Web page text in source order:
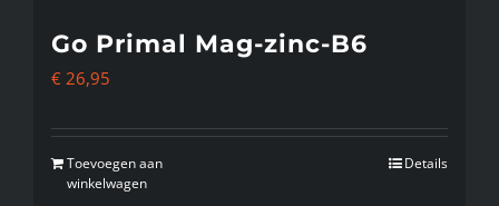
Go Primal Mag-zinc-B6
€ 26,95
Toevoegen aan
winkelwagen
Details